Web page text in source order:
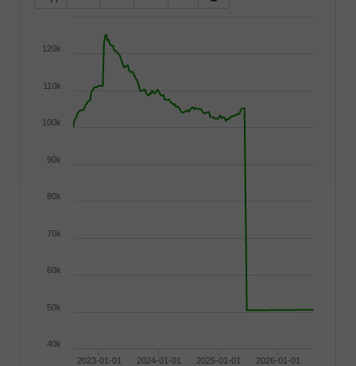
2023-01-01 2024-01-01 2025-01-01 2026-01-01
40k
50k
60k
70k
80k
90k
100k
110k
120k